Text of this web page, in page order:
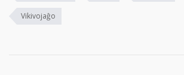
Vikivojaĝo